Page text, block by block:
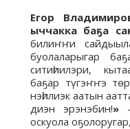
Егор
ыччакка баҕа
билиҥҥи
буолаларыгар
ситиһиилэри,
баҕар түгэҥҥэ
нэһилиэк аатын
диэн эрэнэбин!»–
оскуола